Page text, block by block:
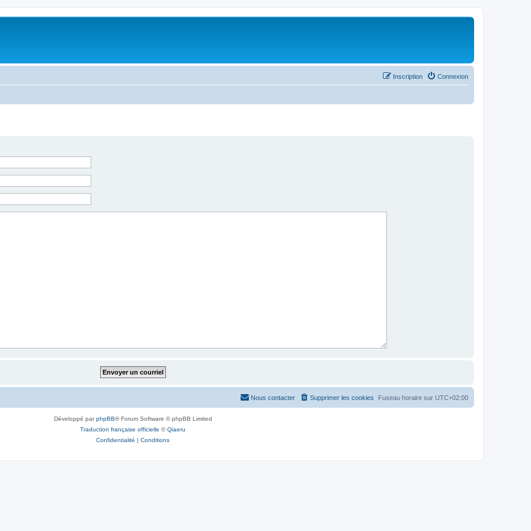
Connexion
Inscription
Fuseau horaire sur UTC+02:00
Supprimer les cookies
Nous contacter
Développé parphpBB® Forum Software © phpBB Limited
Traduction française officielle ©Qiaeru
Confidentialité | Conditions